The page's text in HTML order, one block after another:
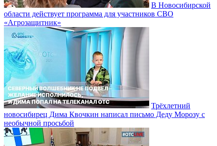
В Новосибирской
области действует программа для участников СВО
«Агрозащитник»
Трёхлетний
новосибирец Дима Квочкин написал письмо Деду Морозу с
необычной просьбой